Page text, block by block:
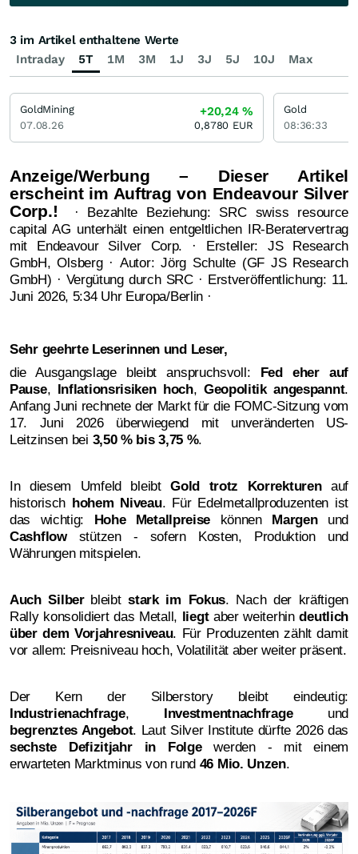
Anzeige/Werbung – Dieser Artikel
erscheint im Auftrag von Endeavour Silver
Corp.!
· Bezahlte Beziehung: SRC swiss resource
capital AG unterhält einen entgeltlichen IR-Beratervertrag
mit Endeavour Silver Corp. · Ersteller: JS Research
GmbH, Olsberg · Autor: Jörg Schulte (GF JS Research
GmbH) · Vergütung durch SRC · Erstveröffentlichung: 11.
Juni 2026, 5:34 Uhr Europa/Berlin ·
Sehr geehrte Leserinnen und Leser,
die Ausgangslage bleibt anspruchsvoll: Fed eher auf
Pause, Inflationsrisiken hoch, Geopolitik angespannt.
Anfang Juni rechnete der Markt für die FOMC-Sitzung vom
17. Juni 2026 überwiegend mit unveränderten US-
Leitzinsen bei 3,50 % bis 3,75 %.
In diesem Umfeld bleibtGold trotz Korrekturenauf
historisch hohem Niveau. Für Edelmetallproduzenten ist
das wichtig: Hohe Metallpreise können Margenund
Cashflowstützen - sofern Kosten, Produktion und
Währungen mitspielen.
Auch Silber bleibtstark im Fokus. Nach der kräftigen
Rally konsolidiert das Metall, liegtaber weiterhindeutlich
über dem Vorjahresniveau. Für Produzenten zählt damit
vor allem: Preisniveau hoch, Volatilität aber weiter präsent.
Der Kern der Silberstory bleibt eindeutig:
Industrienachfrage, Investmentnachfrageund
begrenztes Angebot. Laut Silver Institute dürfte 2026 das
sechste Defizitjahr in Folgewerden - mit einem
erwarteten Marktminus von rund 46 Mio. Unzen.
Intraday 5T 1M 3M 1J 3J 5J 10J Max
3 im Artikel enthaltene Werte
GoldMining
07.08.26
+20,24%
0,8780 EUR
Gold
08:36:33